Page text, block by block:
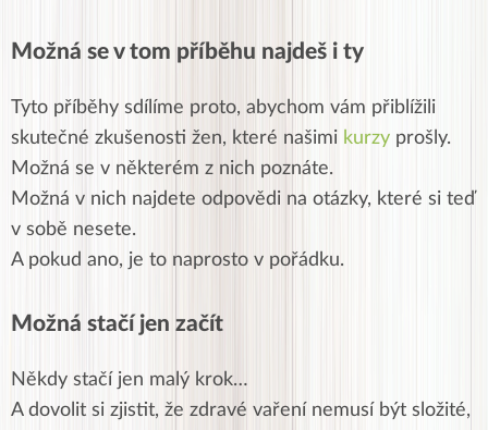
Možná se v tom příběhu najdeš i ty
Tyto příběhy sdílíme proto, abychom vám přiblížili
skutečné zkušenosti žen, které našimi kurzy prošly.
Možná se v některém z nich poznáte.
Možná v nich najdete odpovědi na otázky, které si teď
v sobě nesete.
A pokud ano, je to naprosto v pořádku.
Možná stačí jen začít
Někdy stačí jen malý krok…
A dovolit si zjistit, že zdravé vaření nemusí být složité,